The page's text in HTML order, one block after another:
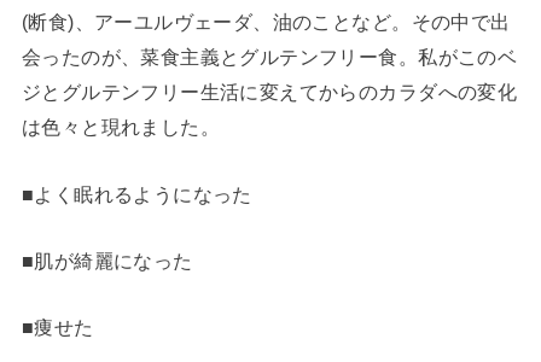
(断食)、アーユルヴェーダ、油のことなど。その中で出
会ったのが、菜食主義とグルテンフリー食。私がこのベ
ジとグルテンフリー生活に変えてからのカラダへの変化
は色々と現れました。
■よく眠れるようになった
■肌が綺麗になった
■痩せた